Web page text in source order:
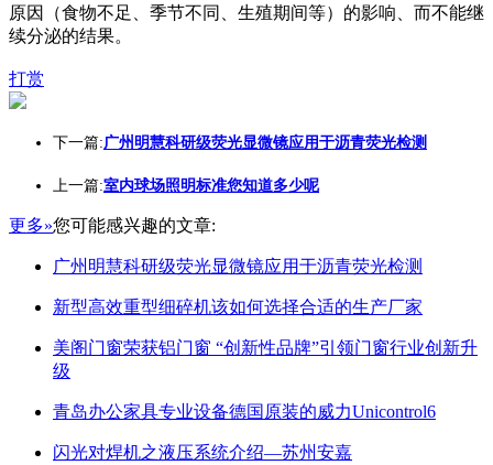
原因（食物不足、季节不同、生殖期间等）的影响、而不能继
续分泌的结果。
打赏
下一篇:广州明慧科研级荧光显微镜应用于沥青荧光检测
上一篇:室内球场照明标准您知道多少呢
更多»您可能感兴趣的文章:
广州明慧科研级荧光显微镜应用于沥青荧光检测
新型高效重型细碎机该如何选择合适的生产厂家
美阁门窗荣获铝门窗 “创新性品牌”引领门窗行业创新升
级
青岛办公家具专业设备德国原装的威力Unicontrol6
闪光对焊机之液压系统介绍—苏州安嘉